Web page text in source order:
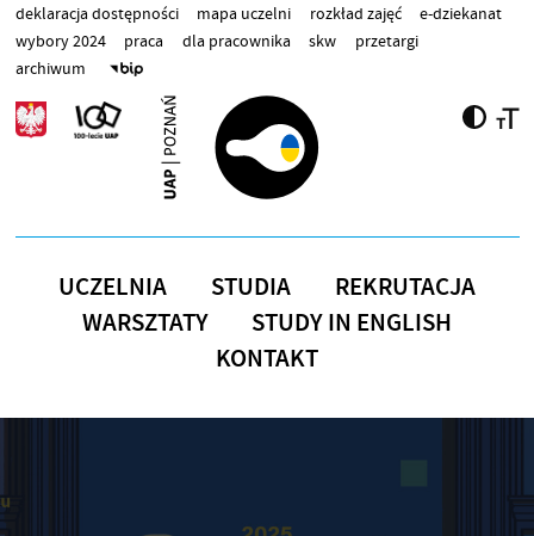
Przejdź do treści
deklaracja dostępności mapa uczelni rozkład zajęć
e-dziekanat
wybory 2024
praca dla pracownika skw
przetargi
archiwum
UCZELNIA STUDIA
REKRUTACJA
WARSZTATY
STUDY IN ENGLISH
KONTAKT